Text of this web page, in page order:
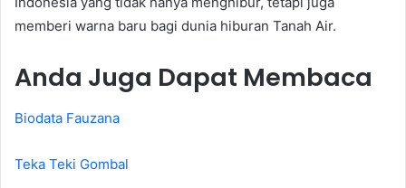
memberi warna baru bagi dunia hiburan Tanah Air.
Anda Juga Dapat Membaca
Biodata Fauzana
Teka Teki Gombal